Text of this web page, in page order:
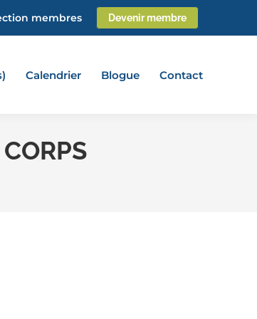
membres Devenir membre
Calendrier Blogue Contact